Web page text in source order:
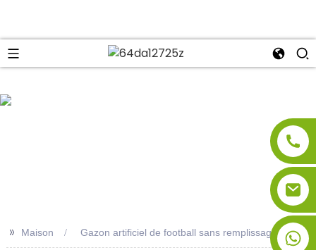
>> Maison Gazon artificiel de football sans remplissage